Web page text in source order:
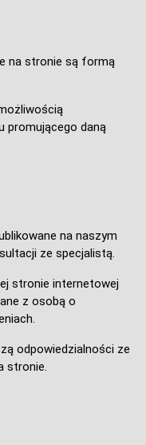
na stronie są formą
promującego daną
na naszym
ze specjalistą.
stronie internetowej
z osobą o
odpowiedzialności ze
stronie.